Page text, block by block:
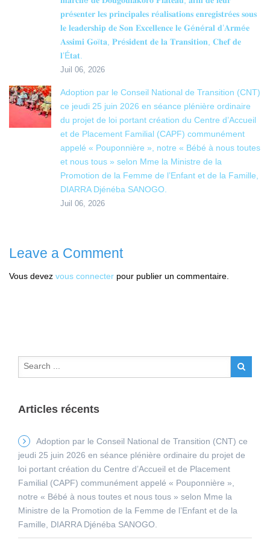
𝐩𝐫é𝐬𝐞𝐧𝐭𝐞𝐫 𝐥𝐞𝐬 𝐩𝐫𝐢𝐧𝐜𝐢𝐩𝐚𝐥𝐞𝐬 𝐫é𝐚𝐥𝐢𝐬𝐚𝐭𝐢𝐨𝐧𝐬 𝐞𝐧𝐫𝐞𝐠𝐢𝐬𝐭𝐫é𝐞𝐬 𝐬𝐨𝐮𝐬
𝐥𝐞 𝐥𝐞𝐚𝐝𝐞𝐫𝐬𝐡𝐢𝐩 𝐝𝐞 𝐒𝐨𝐧 𝐄𝐱𝐜𝐞𝐥𝐥𝐞𝐧𝐜𝐞 𝐥𝐞 𝐆é𝐧é𝐫𝐚𝐥 𝐝’𝐀𝐫𝐦é𝐞
𝐀𝐬𝐬𝐢𝐦𝐢 𝐆𝐨ï𝐭𝐚, 𝐏𝐫é𝐬𝐢𝐝𝐞𝐧𝐭 𝐝𝐞 𝐥𝐚 𝐓𝐫𝐚𝐧𝐬𝐢𝐭𝐢𝐨𝐧, 𝐂𝐡𝐞𝐟 𝐝𝐞
𝐥’É𝐭𝐚𝐭.
Juil 06, 2026
Adoption par le Conseil National de Transition (CNT)
ce jeudi 25 juin 2026 en séance plénière ordinaire
du projet de loi portant création du Centre d’Accueil
et de Placement Familial (CAPF) communément
appelé « Pouponnière », notre « Bébé à nous toutes
et nous tous » selon Mme la Ministre de la
Promotion de la Femme de l’Enfant et de la Famille,
DIARRA Djénéba SANOGO.
Juil 06, 2026
Leave a Comment
Vous devez vous connecter pour publier un commentaire.
Articles récents
Adoption par le Conseil National de Transition (CNT) ce
jeudi 25 juin 2026 en séance plénière ordinaire du projet de
loi portant création du Centre d’Accueil et de Placement
Familial (CAPF) communément appelé « Pouponnière »,
notre « Bébé à nous toutes et nous tous » selon Mme la
Ministre de la Promotion de la Femme de l’Enfant et de la
Famille, DIARRA Djénéba SANOGO.